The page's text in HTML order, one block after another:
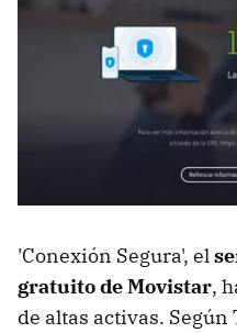
'Conexión Segura', el
gratuito de Movistar,
de altas activas. Según